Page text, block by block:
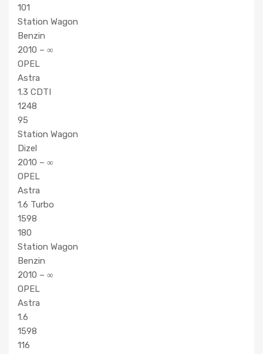
101
Station Wagon
Benzin
2010 – ∞
OPEL
Astra
1.3 CDTI
1248
95
Station Wagon
Dizel
2010 – ∞
OPEL
Astra
1.6 Turbo
1598
180
Station Wagon
Benzin
2010 – ∞
OPEL
Astra
1.6
1598
116